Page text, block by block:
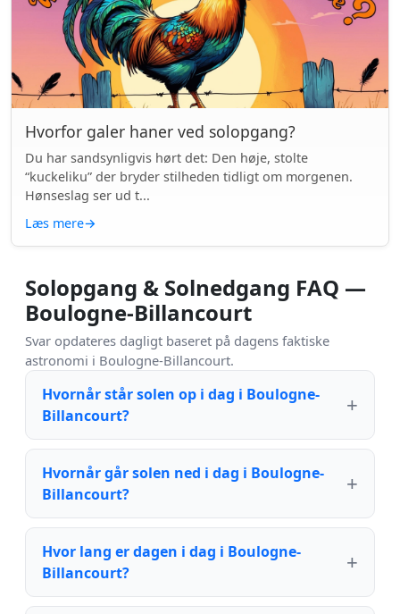
Hvorfor galer haner ved solopgang?
Du har sandsynligvis hørt det: Den høje, stolte
“kuckeliku” der bryder stilheden tidligt om morgenen.
Hønseslag ser ud t...
Læs mere→
Solopgang & Solnedgang FAQ —
Boulogne-Billancourt
Svar opdateres dagligt baseret på dagens faktiske
astronomi i Boulogne-Billancourt.
Hvornår står solen op i dag i Boulogne-
Billancourt?
Hvornår går solen ned i dag i Boulogne-
Billancourt?
Hvor lang er dagen i dag i Boulogne-
Billancourt?